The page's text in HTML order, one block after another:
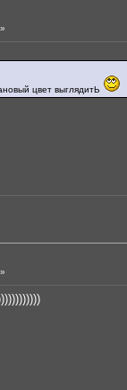
цвет выглядитЬ